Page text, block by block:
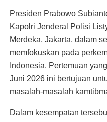
Presiden Prabowo
Kapolri Jenderal Polisi
Merdeka, Jakarta, dalam
memfokuskan pada
Indonesia. Pertemuan
Juni 2026 ini bertujuan
masalah-masalah
Dalam kesempatan